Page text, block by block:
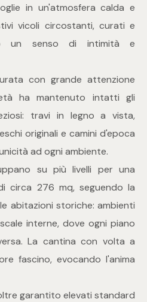
in un'atmosfera calda e
vicoli circostanti, curati e
un senso di intimità e
con grande attenzione
ha mantenuto intatti gli
travi in legno a vista,
originali e camini d'epoca
ad ogni ambiente.
su più livelli per una
circa 276 mq, seguendo la
abitazioni storiche: ambienti
interne, dove ogni piano
La cantina con volta a
fascino, evocando l'anima
garantito elevati standard